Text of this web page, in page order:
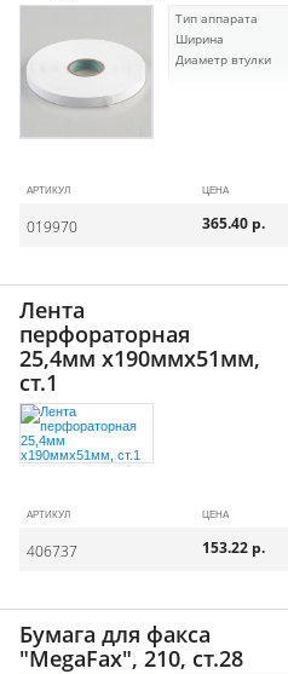
Тип аппарата
Ширина
Диаметр втулки
АРТИКУЛ ЦЕНА
019970 365.40 р.
Лента
перфораторная
25,4мм х190ммх51мм,
ст.1
АРТИКУЛ ЦЕНА
406737 153.22 р.
Бумага для факса
"MegaFax", 210, ст.28